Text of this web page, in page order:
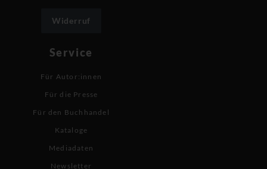
Widerruf
Service
Für Autor:innen
Für die Presse
Für den Buchhandel
Kataloge
Mediadaten
Newsletter